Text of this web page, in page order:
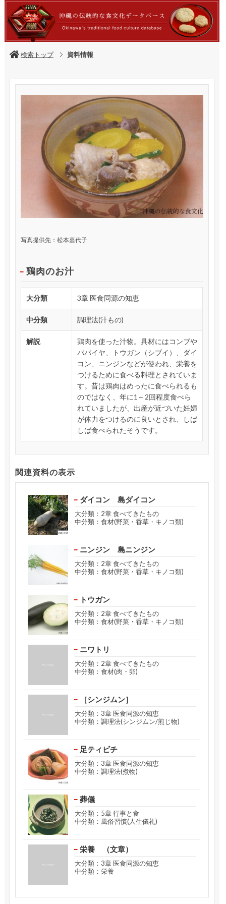
検索トップ 資料情報
写真提供先：松本嘉代子
鶏肉のお汁
大分類 3章 医食同源の知恵
中分類 調理法(汁もの)
解説
鶏肉を使った汁物。具材にはコンブや
パパイヤ、トウガン（シブイ）、ダイ
コン、ニンジンなどが使われ、栄養を
つけるために食べる料理とされていま
す。昔は鶏肉はめったに食べられるも
のではなく、年に1～2回程度食べら
れていましたが、出産が近づいた妊婦
が体力をつけるのに良いとされ、しば
しば食べられたそうです。
関連資料の表示
ダイコン 島ダイコン
大分類：2章 食べてきたもの
中分類：食材(野菜・香草・キノコ類)
ニンジン 島ニンジン
大分類：2章 食べてきたもの
中分類：食材(野菜・香草・キノコ類)
トウガン
大分類：2章 食べてきたもの
中分類：食材(野菜・香草・キノコ類)
ニワトリ
大分類：2章 食べてきたもの
中分類：食材(肉・卵)
［シンジムン］
大分類：3章 医食同源の知恵
中分類：調理法(シンジムン/煎じ物)
足ティビチ
大分類：3章 医食同源の知恵
中分類：調理法(煮物)
葬儀
大分類：5章 行事と食
中分類：風俗習慣(人生儀礼)
栄養 （文章）
大分類：3章 医食同源の知恵
中分類：栄養